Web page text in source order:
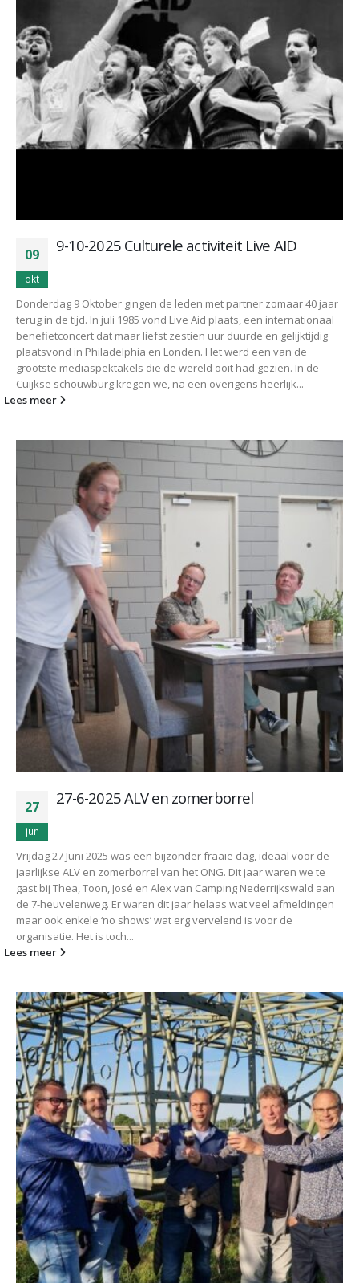
09
okt
9-10-2025 Culturele activiteit Live AID
Donderdag 9 Oktober gingen de leden met partner zomaar 40 jaar
terug in de tijd. In juli 1985 vond Live Aid plaats, een internationaal
benefietconcert dat maar liefst zestien uur duurde en gelijktijdig
plaatsvond in Philadelphia en Londen. Het werd een van de
grootste mediaspektakels die de wereld ooit had gezien. In de
Cuijkse schouwburg kregen we, na een overigens heerlijk...
Lees meer
27
jun
27-6-2025 ALV en zomerborrel
Vrijdag 27 Juni 2025 was een bijzonder fraaie dag, ideaal voor de
jaarlijkse ALV en zomerborrel van het ONG. Dit jaar waren we te
gast bij Thea, Toon, José en Alex van Camping Nederrijkswald aan
de 7-heuvelenweg. Er waren dit jaar helaas wat veel afmeldingen
maar ook enkele ‘no shows’ wat erg vervelend is voor de
organisatie. Het is toch...
Lees meer